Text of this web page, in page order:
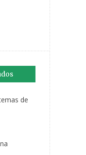
de